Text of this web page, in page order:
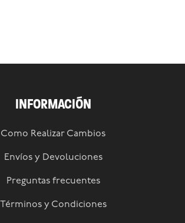
INFORMACIÓN
Como Realizar Cambios
Envíos y Devoluciones
Preguntas frecuentes
Términos y Condiciones